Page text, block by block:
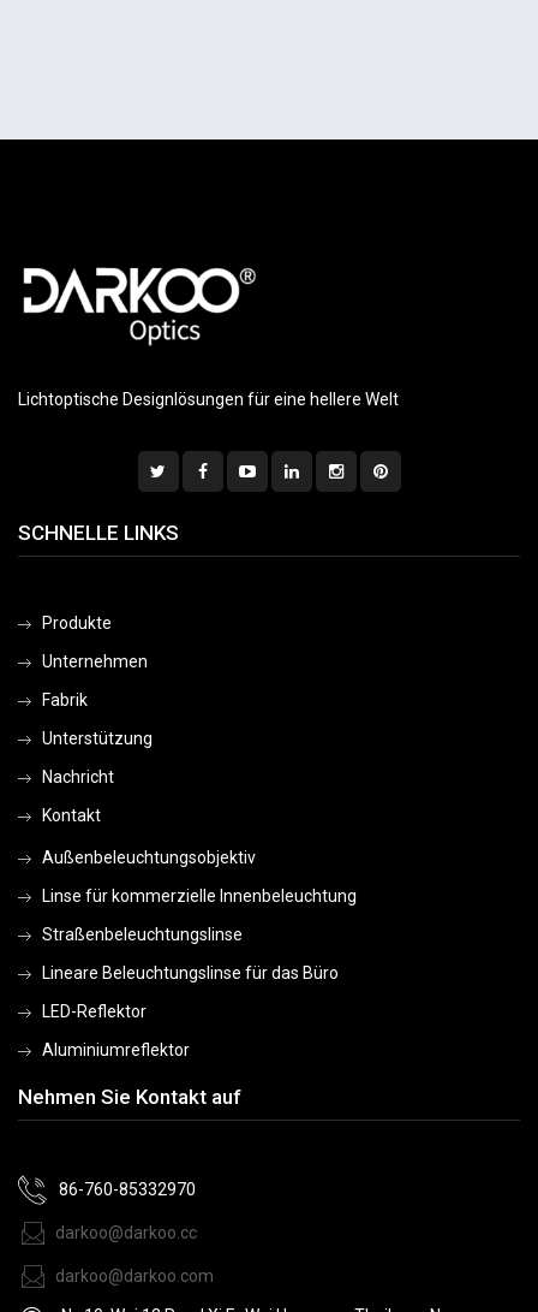
Lichtoptische Designlösungen für eine hellere Welt
SCHNELLE LINKS
Produkte
Unternehmen
Fabrik
Unterstützung
Nachricht
Kontakt
Außenbeleuchtungsobjektiv
Linse für kommerzielle Innenbeleuchtung
Straßenbeleuchtungslinse
Lineare Beleuchtungslinse für das Büro
LED-Reflektor
Aluminiumreflektor
Nehmen Sie Kontakt auf
86-760-85332970
darkoo@darkoo.cc
darkoo@darkoo.com